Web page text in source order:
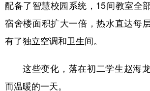
配备了智慧校园系统，15间教室全
宿舍楼面积扩大一倍，热水直达每
有了独立空调和卫生间。
这些变化，落在初二学生赵海
而温暖的一天。